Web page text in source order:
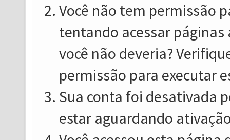
Você não tem permissão
tentando acessar
você não deveria?
permissão para executar
Sua conta foi desativada
estar aguardando